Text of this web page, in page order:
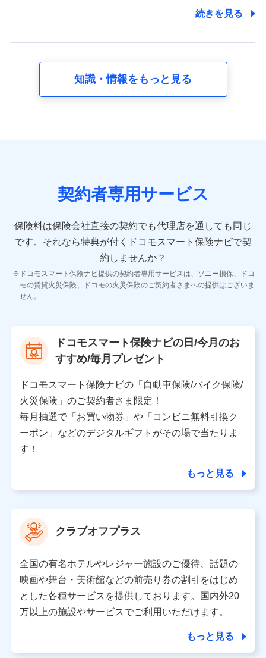
8.取引先個人情報
取引先としての選定業務、営業情報の提供業務、契約締結手
10.受託業務の 個人情報
11.マイカー通勤管理クラウド並びに法人向けASPサー
ビスに関してのお問い合わせ情報
各種お問い合わせに対応するため
当社のサービスに関する情報提供や、皆様に有用なお知らせ
をお送りするため
当社の対応品質向上やお問い合わせ内容の正確な把握のため
個人情報保護管理者の職名、連絡先
〒103-0013 東京都中央区日本橋人形町2-14-10 アー
バンネット日本橋ビル 3F
株式会社ドコモ・インシュアランス
個人情報の第三者提供について
当社は利用目的の達成に必要な範囲内において個人情報
の取り扱いの全部または一部を委託する場合がありま
す。
個人データの共同利用
当社は株式会社NTTドコモとの間で、以下のとおり個
人データを共同利用します。
続きを見る
知識・情報をもっと見る
契約者専用サービス
保険料は保険会社直接の契約でも代理店を通しても同じ
です。 それなら特典が付くドコモスマート保険ナビで契
約しませんか？
ドコモスマート保険ナビ提供の契約者専用サービスは、ソニー損保、ドコ
モの賃貸火災保険、ドコモの火災保険のご契約者さまへの提供はございま
せん。
ドコモスマート保険ナビの日/今月のお
すすめ/毎月プレゼント
ドコモスマート保険ナビの「自動車保険/バイク保険/
火災保険」のご契約者さま限定！
毎月抽選で「お買い物券」や「コンビニ無料引換ク
ーポン」などのデジタルギフトがその場で当たりま
す！
もっと見る
クラブオフプラス
全国の有名ホテルやレジャー施設のご優待、話題の
映画や舞台・美術館などの前売り券の割引をはじめ
とした各種サービスを提供しております。国内外20
万以上の施設やサービスでご利用いただけます。
もっと見る